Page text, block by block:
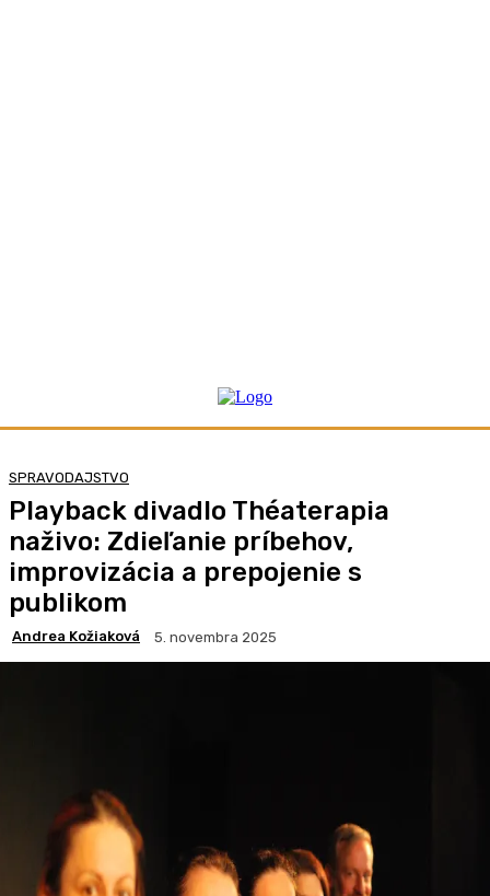
SPRAVODAJSTVO
Playback divadlo Théaterapia
naživo: Zdieľanie príbehov,
improvizácia a prepojenie s
publikom
Andrea Kožiaková 5. novembra 2025